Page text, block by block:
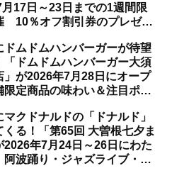
17日～23日までの1週間限
10％オフ割引券のプレゼン
ドムドムハンバーガーが待望
「ドムドムハンバーガー大須
」が2026年7月28日にオープ
定商品の味わい＆注目ポイ
取材】
マクドナルドの「ドナルド」
くる！「第65回 大曽根七夕ま
2026年7月24日～26日にわた
波踊り・ジャズライブ・道